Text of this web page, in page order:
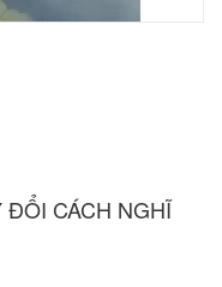
ĐỔI CÁCH NGHĨ